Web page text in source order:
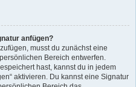
anfügen?
musst du zunächst eine
Bereich entwerfen.
hast, kannst du in jedem
aktivieren. Du kannst eine Signatur